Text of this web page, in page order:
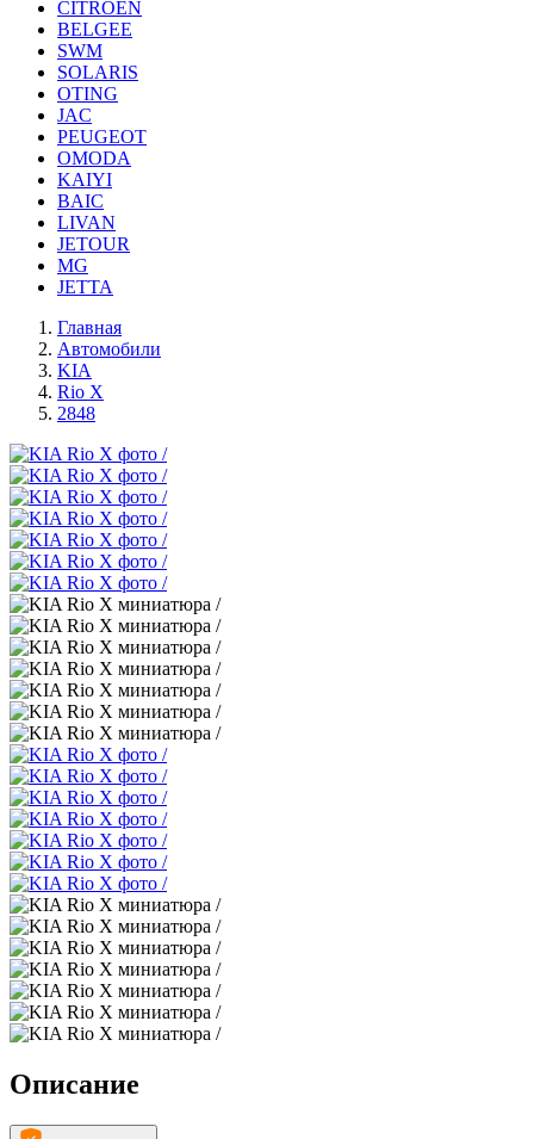
CITROEN
BELGEE
SWM
SOLARIS
OTING
JAC
PEUGEOT
OMODA
KAIYI
BAIC
LIVAN
JETOUR
MG
JETTA
Главная
Автомобили
KIA
Rio X
2848
Описание